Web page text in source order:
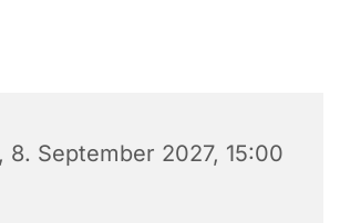
8. September 2027, 15:00